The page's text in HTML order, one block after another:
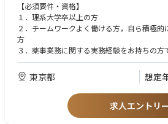
【必須要件・資格】
１．理系大学卒以上の方
２．チームワークよく働ける方，自ら積極
方
３．薬事業務に関する実務経験をお持ちの
・薬事関連規制等を調査、理解する能
・新薬に係る薬事申請及び当局対応の
【推奨要件・資格】
・臨床開発の経験又は知識を有する方
・薬価取得手続きの経験を有する方
東京都 想定
求人エントリ